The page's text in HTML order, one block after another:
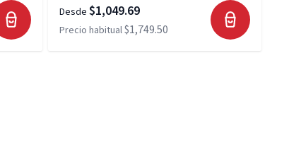
Desde $1,049.69
Precio habitual$1,749.50